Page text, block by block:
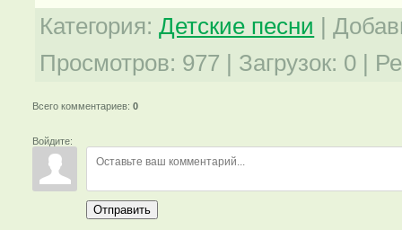
Категория: Детские песни |
Просмотров: 977 | Загрузок: 0 |
Всего комментариев:0
Войдите:
Отправить